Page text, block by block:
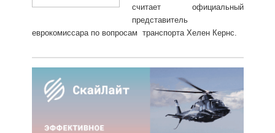
считает официальный
представитель
еврокомиссара по вопросам транспорта Хелен Кернс.